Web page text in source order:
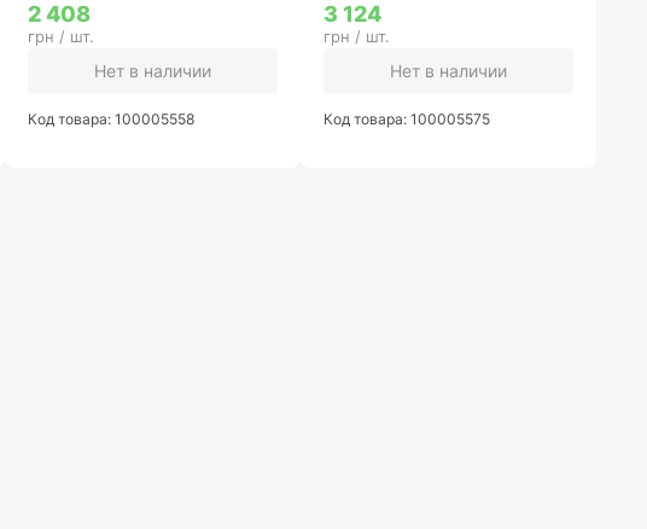
2 408
грн / шт.
Нет в наличии
Код товара: 100005558
3 124
грн / шт.
Нет в наличии
Код товара: 100005575